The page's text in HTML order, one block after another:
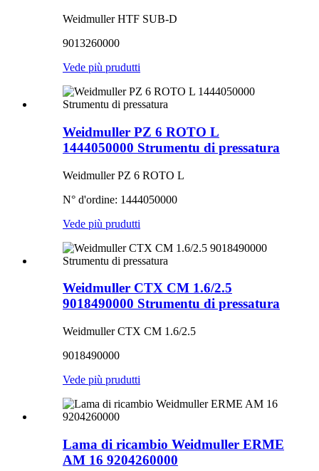
Weidmuller HTF SUB-D
9013260000
Vede più prudutti
Weidmuller PZ 6 ROTO L
1444050000 Strumentu di pressatura
Weidmuller PZ 6 ROTO L
N° d'ordine: 1444050000
Vede più prudutti
Weidmuller CTX CM 1.6/2.5
9018490000 Strumentu di pressatura
Weidmuller CTX CM 1.6/2.5
9018490000
Vede più prudutti
Lama di ricambio Weidmuller ERME
AM 16 9204260000